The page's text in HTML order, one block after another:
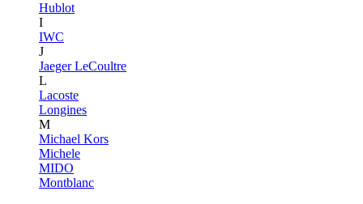
Hublot
I
IWC
J
Jaeger LeCoultre
L
Lacoste
Longines
M
Michael Kors
Michele
MIDO
Montblanc